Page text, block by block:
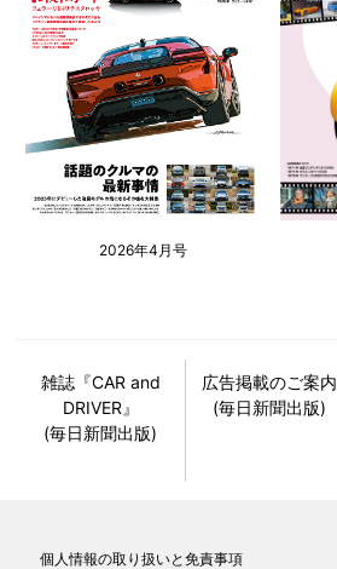
2026年4月号
雑誌『CAR and
DRIVER』
(毎日新聞出版)
広告掲載のご案内
(毎日新聞出版)
個人情報の取り扱いと免責事項